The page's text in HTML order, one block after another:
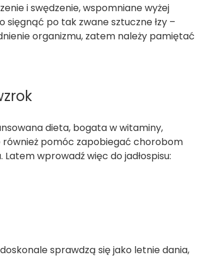
i swędzenie, wspomniane wyżej
po tak zwane sztuczne łzy –
organizmu, zatem należy pamiętać
dieta, bogata w witaminy,
również pomóc zapobiegać chorobom
wprowadź więc do jadłospisu:
sprawdzą się jako letnie dania,